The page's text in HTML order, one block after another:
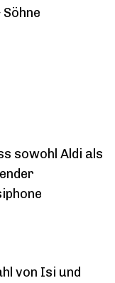
sowohl Aldi als
von Isi und